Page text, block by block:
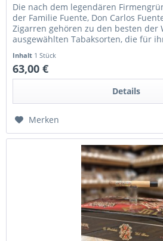
Die nach dem legendären
der Familie Fuente, Don Carlos
Zigarren gehören zu den besten der
ausgewählten Tabaksorten, die für
Inhalt 1 Stück
63,00 €
Details
Merken